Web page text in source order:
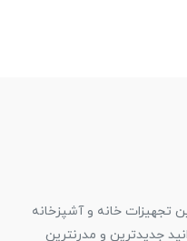
تجهیزات خانه و آشپزخانه
جدیدترین و مدرنترین